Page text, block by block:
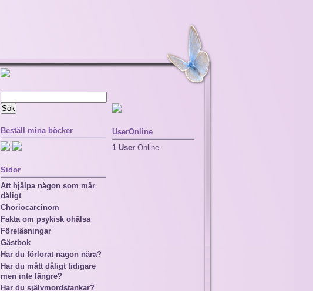
efter:
Beställ mina böcker
Sidor
Att hjälpa någon som mår
dåligt
Choriocarcinom
Fakta om psykisk ohälsa
Föreläsningar
Gästbok
Har du förlorat någon nära?
Har du mått dåligt tidigare
men inte längre?
Har du självmordstankar?
UserOnline
1 User Online